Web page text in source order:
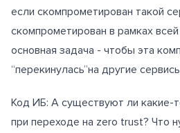
если скомпрометирован такой
скомпрометирован в рамках
основная задача - чтобы эта
“перекинулась”на другие
Код ИБ: А существуют ли какие-
при переходе на zero trust? Что